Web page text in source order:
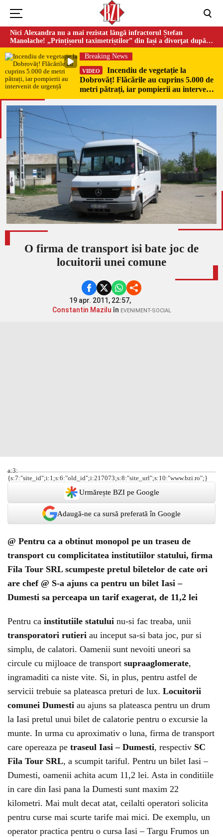
Nici Alexandra nu a mai rezistat lângă infractorul Ștefan
Manolache! „Prințișorul taximetriștilor” din Iași a divorţat după
doi ani de căsnicie
Breaking News
VIDEO
Incendiu de vegetație la
Dobrovăț! Flăcările au cuprins 5.000 de
metri pătrați, iar pompierii au intervenit
de urgență
O firma de transport isi bate joc de
locuitorii unei comune
19 apr. 2011, 22:57,
Constantin Maziluîn EVENIMENT-SOCIAL
a:3:
{s:7:"site_id";i:1;s:6:"old_id";i:217073;s:8:"site_url";s:10:"www.bzi.ro";}
Urmărește BZI pe Google
Adaugă-ne ca sursă preferată în Google
@ Pentru ca a obtinut monopol pe un traseu de
transport cu complicitatea institutiilor statului, firma
Fila Tour SRL scumpeste pretul biletelor de cate ori
are chef @ S-a ajuns ca pentru un bilet Iasi –
Dumesti sa perceapa un tarif exagerat, de 11,2 lei
Pentru ca institutiile statului nu-si fac treaba, unii
transporatori rutieri au inceput sa-si bata joc, pur si
simplu, de calatori. Oamenii sunt nevoiti uneori sa
circule cu mijloace de transport supraaglomerate,
ingramaditi ca niste vite. Si, in plus, pentru astfel de
servicii trebuie sa plateasca preturi de lux. Locuitorii
comunei Dumesti au ajuns sa plateasca pentru un drum
la Iasi pretul unui bilet de calatorie pentru o excursie la
munte. In urma cu aproximativ o luna, firma de transport
care opereaza pe traseul Iasi – Dumesti, respectiv SC
Fila Tour SRL, a scumpit tariful. Pentru un bilet Iasi –
Dumesti, oamenii achita acum 11,2 lei. Asta in conditiile
in care din Iasi pana la Dumesti sunt maxim 22
kilometri. Mai mult decat atat, ceilalti operatori solicita
pentru curse mai scurte tarife mai mici. De exemplu, un
operator practica pentru o cursa Iasi – Targu Frumos un